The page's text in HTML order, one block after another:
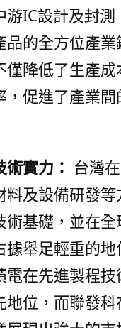
游IC設計及封測
品的全方位產業
僅降低了生產成
，促進了產業間
實力： 台灣
料及設備研發等
術基礎，並在全
據舉足輕重的地
電在先進製程技
地位，而聯發科